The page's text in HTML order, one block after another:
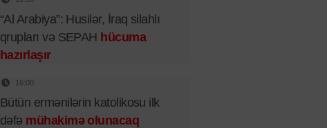
“Al Arabiya”: Husilər, İraq silahlı
qrupları və SEPAH hücuma
hazırlaşır
16:00
Bütün ermənilərin katolikosu ilk
dəfə mühakimə olunacaq